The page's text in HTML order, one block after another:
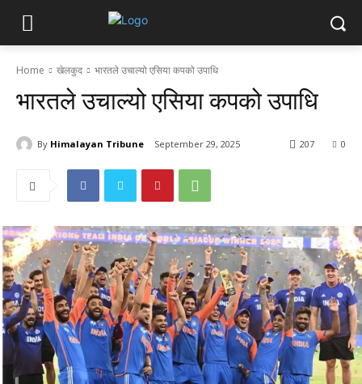
Home खेलकुद भारतले उचाल्यो एसिया कपको उपाधि
भारतले उचाल्यो एसिया कपको उपाधि
By Himalayan Tribune September 29, 2025 0
207